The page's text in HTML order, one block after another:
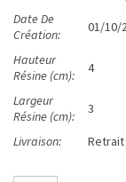
Date De
Création:
01/10/
Hauteur
Résine (cm):
4
Largeur
Résine (cm):
3
Livraison: Retrait